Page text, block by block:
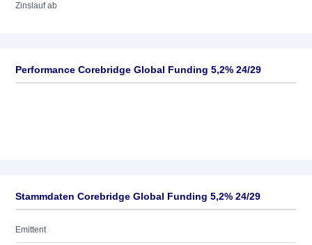
Zinslauf ab
Performance Corebridge Global Funding 5,2% 24/29
Stammdaten Corebridge Global Funding 5,2% 24/29
Emittent